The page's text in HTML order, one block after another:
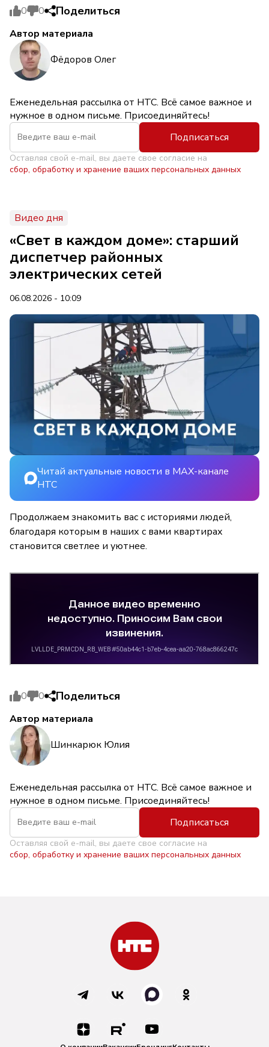
0 0 Поделиться
Автор материала
Фёдоров Олег
Еженедельная рассылка от НТС. Всё самое важное и
нужное в одном письме. Присоединяйтесь!
Подписаться
Оставляя свой e-mail, вы даете свое согласие на
сбор, обработку и хранение ваших персональных данных
Видео дня
«Свет в каждом доме»: старший
диспетчер районных
электрических сетей
06.08.2026 - 10:09
Читай актуальные новости в MAX-канале
НТС
Продолжаем знакомить вас с историями людей,
благодаря которым в наших с вами квартирах
становится светлее и уютнее.
0 0 Поделиться
Автор материала
Шинкарюк Юлия
Еженедельная рассылка от НТС. Всё самое важное и
нужное в одном письме. Присоединяйтесь!
Подписаться
Оставляя свой e-mail, вы даете свое согласие на
сбор, обработку и хранение ваших персональных данных